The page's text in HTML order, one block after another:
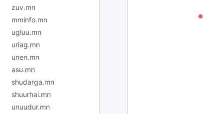
zuv.mn
mminfo.mn
ugluu.mn
urlag.mn
unen.mn
asu.mn
shudarga.mn
shuurhai.mn
unuudur.mn